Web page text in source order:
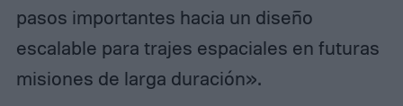
pasos importantes hacia un diseño
escalable para trajes espaciales en futuras
misiones de larga duración».